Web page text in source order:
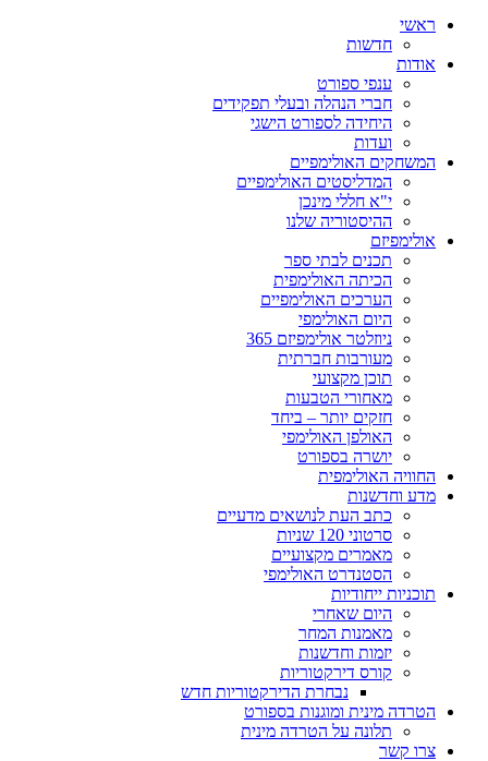
ראשי
חדשות
אודות
ענפי ספורט
חברי הנהלה ובעלי תפקידים
היחידה לספורט הישגי
ועדות
המשחקים האולימפיים
המדליסטים האולימפיים
י"א חללי מינכן
ההיסטוריה שלנו
אולימפיזם
תכנים לבתי ספר
הכיתה האולימפית
הערכים האולימפיים
היום האולימפי
ניוזלטר אולימפיזם 365
מעורבות חברתית
תוכן מקצועי
מאחורי הטבעות
חזקים יותר – ביחד
האולפן האולימפי
יושרה בספורט
החוויה האולימפית
מדע וחדשנות
כתב העת לנושאים מדעיים
סרטוני 120 שניות
מאמרים מקצועיים
הסטנדרט האולימפי
תוכניות ייחודיות
היום שאחרי
מאמנות המחר
יזמות וחדשנות
קורס דירקטוריות
נבחרת הדירקטוריות חדש
הטרדה מינית ומוגנות בספורט
תלונה על הטרדה מינית
צרו קשר